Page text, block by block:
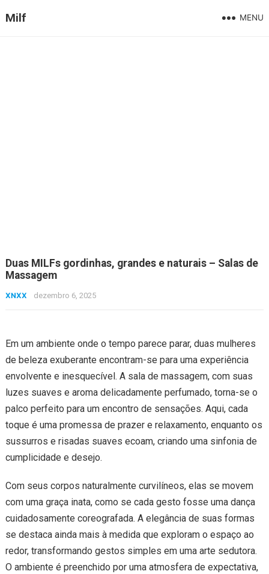
Milf MENU
Duas MILFs gordinhas, grandes e naturais – Salas de
Massagem
XNXX dezembro 6, 2025
Em um ambiente onde o tempo parece parar, duas mulheres
de beleza exuberante encontram-se para uma experiência
envolvente e inesquecível. A sala de massagem, com suas
luzes suaves e aroma delicadamente perfumado, torna-se o
palco perfeito para um encontro de sensações. Aqui, cada
toque é uma promessa de prazer e relaxamento, enquanto os
sussurros e risadas suaves ecoam, criando uma sinfonia de
cumplicidade e desejo.
Com seus corpos naturalmente curvilíneos, elas se movem
com uma graça inata, como se cada gesto fosse uma dança
cuidadosamente coreografada. A elegância de suas formas
se destaca ainda mais à medida que exploram o espaço ao
redor, transformando gestos simples em uma arte sedutora.
O ambiente é preenchido por uma atmosfera de expectativa,